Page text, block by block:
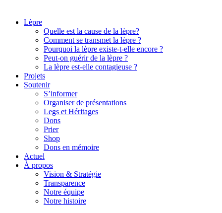
Lèpre
Quelle est la cause de la lèpre?
Comment se transmet la lèpre ?
Pourquoi la lèpre existe-t-elle encore ?
Peut-on guérir de la lèpre ?
La lèpre est-elle contagieuse ?
Projets
Soutenir
S’informer
Organiser de présentations
Legs et Héritages
Dons
Prier
Shop
Dons en mémoire
Actuel
À propos
Vision & Stratégie
Transparence
Notre équipe
Notre histoire